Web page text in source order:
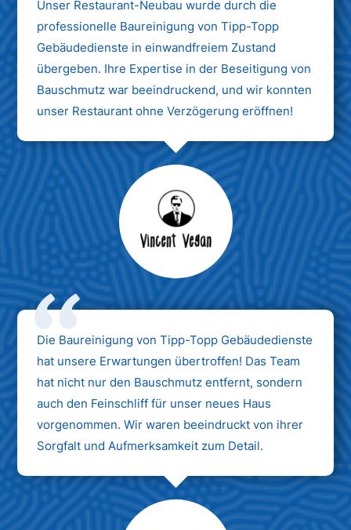
Unser Restaurant-Neubau wurde durch die
professionelle Baureinigung von Tipp-Topp
Gebäudedienste in einwandfreiem Zustand
übergeben. Ihre Expertise in der Beseitigung von
Bauschmutz war beeindruckend, und wir konnten
unser Restaurant ohne Verzögerung eröffnen!
Max Mustermann
Unternehmen AG
Die Baureinigung von Tipp-Topp Gebäudedienste
hat unsere Erwartungen übertroffen! Das Team
hat nicht nur den Bauschmutz entfernt, sondern
auch den Feinschliff für unser neues Haus
vorgenommen. Wir waren beeindruckt von ihrer
Sorgfalt und Aufmerksamkeit zum Detail.